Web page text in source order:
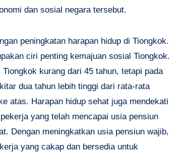
dan sosial negara tersebut.
peningkatan harapan hidup di Tiongkok.
ciri penting kemajuan sosial Tiongkok.
kurang dari 45 tahun, tetapi pada
dua tahun lebih tinggi dari rata-rata
atas. Harapan hidup sehat juga mendekati
yang telah mencapai usia pensiun
Dengan meningkatkan usia pensiun wajib,
yang cakap dan bersedia untuk